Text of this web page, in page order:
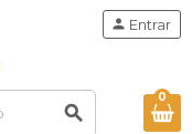
search
person Entrar
0